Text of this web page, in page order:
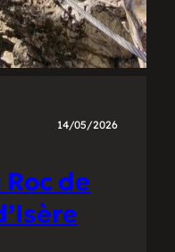
14/05/2026
de